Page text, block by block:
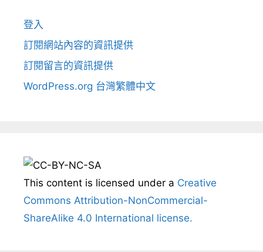
登入
訂閱網站內容的資訊提供
訂閱留言的資訊提供
WordPress.org 台灣繁體中文
This content is licensed under a Creative
Commons Attribution-NonCommercial-
ShareAlike 4.0 International license.